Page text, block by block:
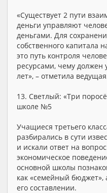
«Существует 2 пути
деньги управляют
деньгами. Для
собственного капитала
это путь контроля
ресурсами, чему должен
лет», – отметила
13. Светлый: «Три
школе №5
Учащиеся третьего
разбирались в сути
и искали ответ на
экономическое
основной школы
как «семейный бюджет»,
его составлении.